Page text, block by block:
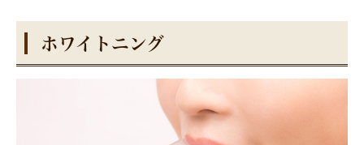
ホワイトニング